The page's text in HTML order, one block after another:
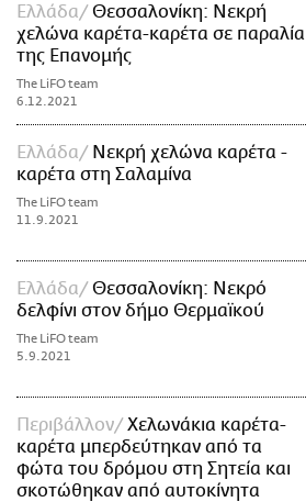
Ελλάδα
Θεσσαλονίκη: Νεκρή
χελώνα καρέτα-καρέτα σε παραλία
της Επανομής
The LiFO team
6.12.2021
Ελλάδα
Νεκρή χελώνα καρέτα -
καρέτα στη Σαλαμίνα
The LiFO team
11.9.2021
Ελλάδα
Θεσσαλονίκη: Νεκρό
δελφίνι στον δήμο Θερμαϊκού
The LiFO team
5.9.2021
Περιβάλλον
Χελωνάκια καρέτα-
καρέτα μπερδεύτηκαν από τα
φώτα του δρόμου στη Σητεία και
σκοτώθηκαν από αυτοκίνητα